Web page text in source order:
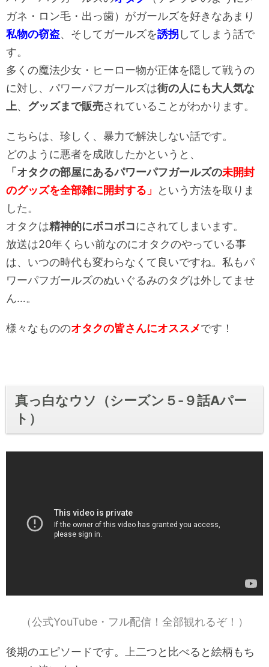
ガネ・ロン毛・出っ歯）がガールズを好きなあまり
私物の窃盗、そしてガールズを誘拐してしまう話で
す。
多くの魔法少女・ヒーロー物が正体を隠して戦うの
に対し、パワーパフガールズは街の人にも大人気な
上、 グッズまで販売されていることがわかります。
こちらは、珍しく、暴力で解決しない話です。
どのように悪者を成敗したかというと、
「オタクの部屋にあるパワーパフガールズの未開封
のグッズを全部雑に開封する」
という方法を取りま
した。
オタクは精神的にボコボコにされてしまいます。
放送は20年くらい前なのにオタクのやっている事
は、いつの時代も変わらなくて良いですね。私もパ
ワーパフガールズのぬいぐるみのタグは外してませ
ん…。
様々なもののオタクの皆さんにオススメです！
真っ白なウソ（シーズン５-９話Aパー
ト）
（公式YouTube・フル配信！全部観れるぞ！）
後期のエピソードです。上二つと比べると絵柄もち